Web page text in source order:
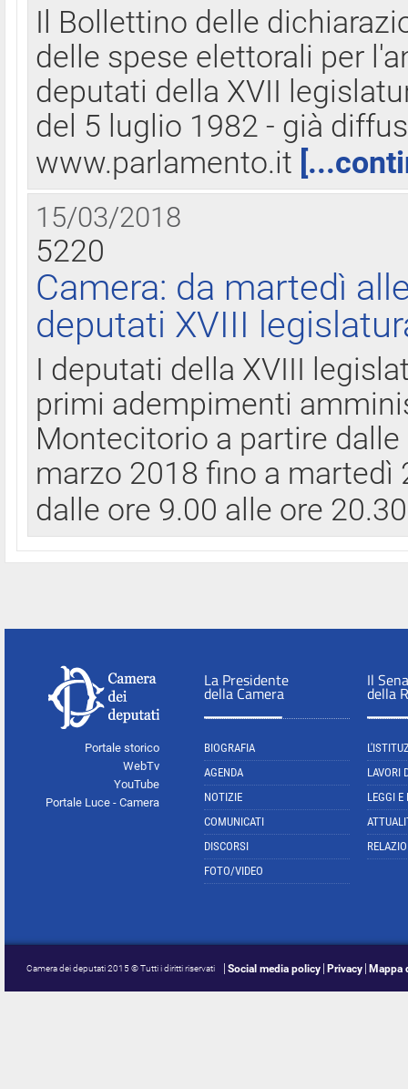
Il Bollettino delle
delle spese elettorali per
deputati della XVII
del 5 luglio 1982 - già
www.parlamento.it
15/03/2018
5220
Camera: da martedì
deputati XVIII
I deputati della XVIII
primi adempimenti
Montecitorio a partire
marzo 2018 fino a
dalle ore 9.00 alle ore
Portale storico
WebTv
YouTube
Portale Luce - Camera
La Presidente
della Camera
BIOGRAFIA
AGENDA
NOTIZIE
COMUNICATI
DISCORSI
FOTO/VIDEO
Il
della
LAVORI
LEGGI E
Camera dei deputati 2015 © Tutti i diritti riservati Social media policy Privacy Mappa